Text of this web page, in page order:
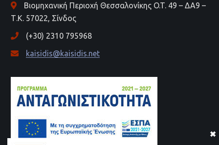
Βιομηχανική Περιοχή Θεσσαλονίκης O.T. 49 – ΔΑ9 –
Τ.Κ. 57022, Σίνδος
(+30) 2310 795968
kaisidis@kaisidis.net